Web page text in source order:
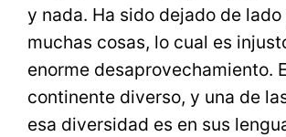
y nada. Ha sido dejado de lado
muchas cosas, lo cual es
enorme desaprovechamiento.
continente diverso, y una de
esa diversidad es en sus